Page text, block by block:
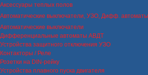
Аксессуары теплых полов
Автоматические выключатели, УЗО, Дифф.
Автоматические выключатели
Дифференциальные автоматы АВДТ
Устройства защитного отключения УЗО
Контакторы / Реле
Розетки на DIN-рейку
Устройства плавного пуска двигателя